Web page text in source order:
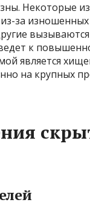
Некоторые из
за
к
является
на крупных